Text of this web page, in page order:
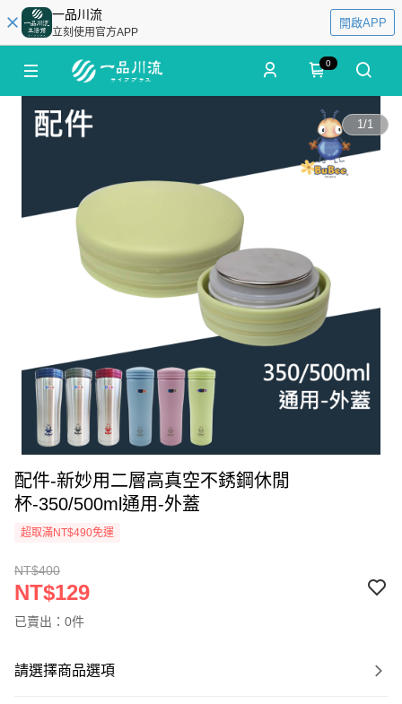
一品川流
立刻使用官方APP
開啟APP
0
1/1
配件-新妙用二層高真空不銹鋼休閒
杯-350/500ml通用-外蓋
超取滿NT$490免運
NT$400
NT$129
已賣出：0件
請選擇商品選項